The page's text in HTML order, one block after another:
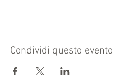
Condividi questo evento